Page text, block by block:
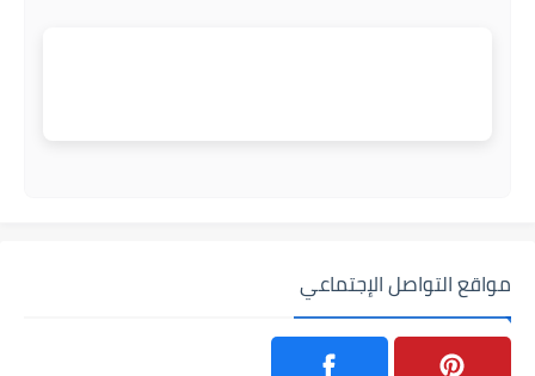
مواقع التواصل الإجتماعي